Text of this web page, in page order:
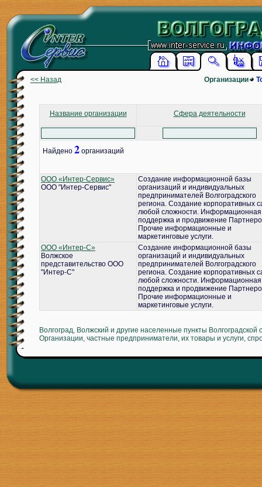
<< Назад Организации
Название организации Сфера деятельности
Найдено 2 организаций
ООО «Интер-Сервис»
ООО "Интер-Сервис"
Создание информационной базы
организаций и индивидуальных
предпринимателей Волгоградского
региона. Создание корпоративных
любой сложности. Информационная
поддержка и продвижение
Прочие информационные и
маркетинговые услуги.
ООО «Интер-С»
Волжское
представительство ООО
"Интер-С"
Создание информационной базы
организаций и индивидуальных
предпринимателей Волгоградского
региона. Создание корпоративных
любой сложности. Информационная
поддержка и продвижение
Прочие информационные и
маркетинговые услуги.
Волгоград, Волжский и другие населенные пункты Волгоградской
Организации, частные предприниматели, их товары и услуги,